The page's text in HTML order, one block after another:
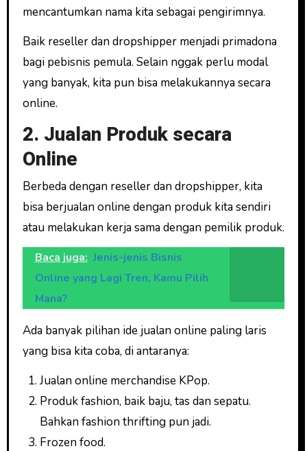
mencantumkan nama kita sebagai pengirimnya.
Baik reseller dan dropshipper menjadi primadona
bagi pebisnis pemula. Selain nggak perlu modal
yang banyak, kita pun bisa melakukannya secara
online.
2. Jualan Produk secara
Online
Berbeda dengan reseller dan dropshipper, kita
bisa berjualan online dengan produk kita sendiri
atau melakukan kerja sama dengan pemilik produk.
Baca juga: Jenis-jenis Bisnis
Online yang Lagi Tren, Kamu Pilih
Mana?
Ada banyak pilihan ide jualan online paling laris
yang bisa kita coba, di antaranya:
Jualan online merchandise KPop.
Produk fashion, baik baju, tas dan sepatu.
Bahkan fashion thrifting pun jadi.
Frozen food.